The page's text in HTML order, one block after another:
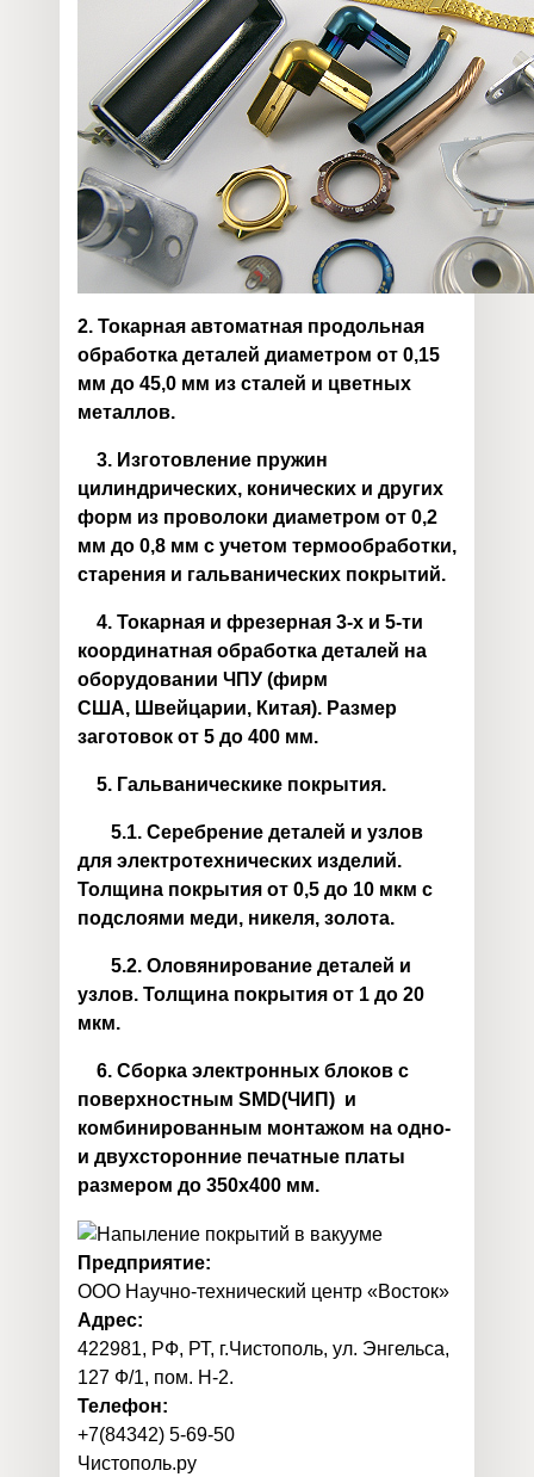
2. Токарная автоматная продольная
обработка деталей диаметром от 0,15
мм до 45,0 мм из сталей и цветных
металлов.
3. Изготовление пружин
цилиндрических, конических и других
форм из проволоки диаметром от 0,2
мм до 0,8 мм с учетом термообработки,
старения и гальванических покрытий.
4. Токарная и фрезерная 3-х и 5-ти
координатная обработка деталей на
оборудовании ЧПУ (фирм
США, Швейцарии, Китая). Размер
заготовок от 5 до 400 мм.
5. Гальваническике покрытия.
5.1. Серебрение деталей и узлов
для электротехнических изделий.
Толщина покрытия от 0,5 до 10 мкм с
подслоями меди, никеля, золота.
5.2. Оловянирование деталей и
узлов. Толщина покрытия от 1 до 20
мкм.
6. Сборка электронных блоков с
поверхностным SMD(ЧИП) и
комбинированным монтажом на одно-
и двухсторонние печатные платы
размером до 350х400 мм.
Предприятие:
ООО Научно-технический центр «Восток»
Адрес:
422981, РФ, РТ, г.Чистополь, ул. Энгельса,
127 Ф/1, пом. Н-2.
Телефон:
+7(84342) 5-69-50
Чистополь.ру